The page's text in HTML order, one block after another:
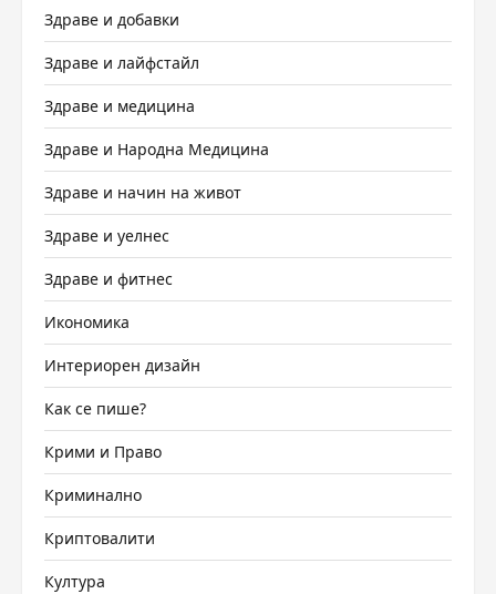
Здраве и добавки
Здраве и лайфстайл
Здраве и медицина
Здраве и Народна Медицина
Здраве и начин на живот
Здраве и уелнес
Здраве и фитнес
Икономика
Интериорен дизайн
Как се пише?
Крими и Право
Криминално
Криптовалити
Култура